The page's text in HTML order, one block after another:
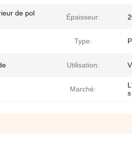
de pol
Épaisseur:
Type:
Utilisation:
Marché: